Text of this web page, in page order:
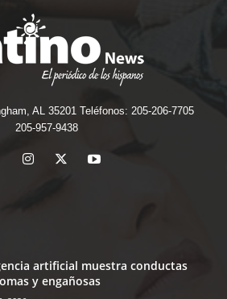
AL 35201 Teléfonos: 205-206-7705
205-957-9438
artificial muestra conductas
y engañosas